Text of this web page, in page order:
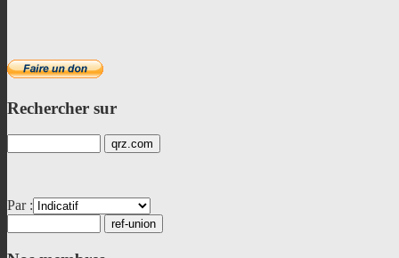
Rechercher sur
Par :